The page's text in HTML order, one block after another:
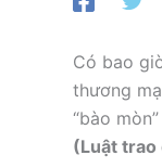
Có bao
thương
“bào
(Luật trao